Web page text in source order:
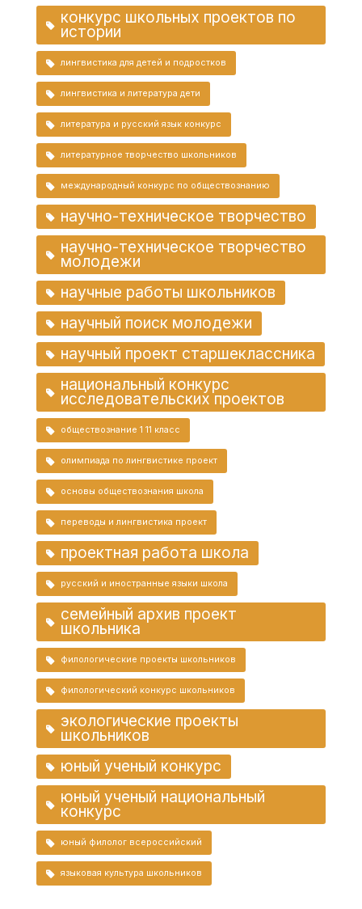
конкурс школьных проектов по
истории
лингвистика для детей и подростков
лингвистика и литература дети
литература и русский язык конкурс
литературное творчество школьников
международный конкурс по обществознанию
научно-техническое творчество
научно-техническое творчество
молодежи
научные работы школьников
научный поиск молодежи
научный проект старшеклассника
национальный конкурс
исследовательских проектов
обществознание 1 11 класс
олимпиада по лингвистике проект
основы обществознания школа
переводы и лингвистика проект
проектная работа школа
русский и иностранные языки школа
семейный архив проект
школьника
филологические проекты школьников
филологический конкурс школьников
экологические проекты
школьников
юный ученый конкурс
юный ученый национальный
конкурс
юный филолог всероссийский
языковая культура школьников